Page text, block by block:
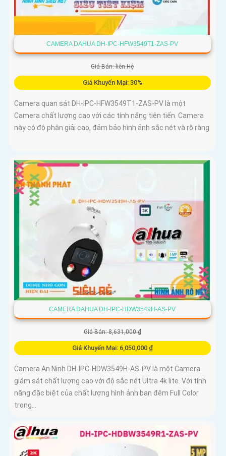
CAMERA DAHUA DH-IPC-HFW3549T1-ZAS-PV
Giá Bán: liên Hệ
Giá Khuyến Mại: 30%
Camera quan sát DH-IPC-HFW3549T1-ZAS-PV là một
Camera chất lượng cao với các tính năng tiên tiến. Camera
này có độ phân giải cao, đảm bảo hình ảnh sắc nét và rõ ràng
CAMERA DAHUA DH-IPC-HDW3549H-AS-PV
Giá Bán: 8,631,000 ₫
Giá Khuyến Mại: 6,050,000 ₫
Camera An Ninh DH-IPC-HDW3549H-AS-PV là một Camera
giám sát chất lượng cao với độ sắc nét Ultra 4k lite. Với tính
năng đặc biệt của chất lượng hình ảnh ban đêm Full Color
trong...